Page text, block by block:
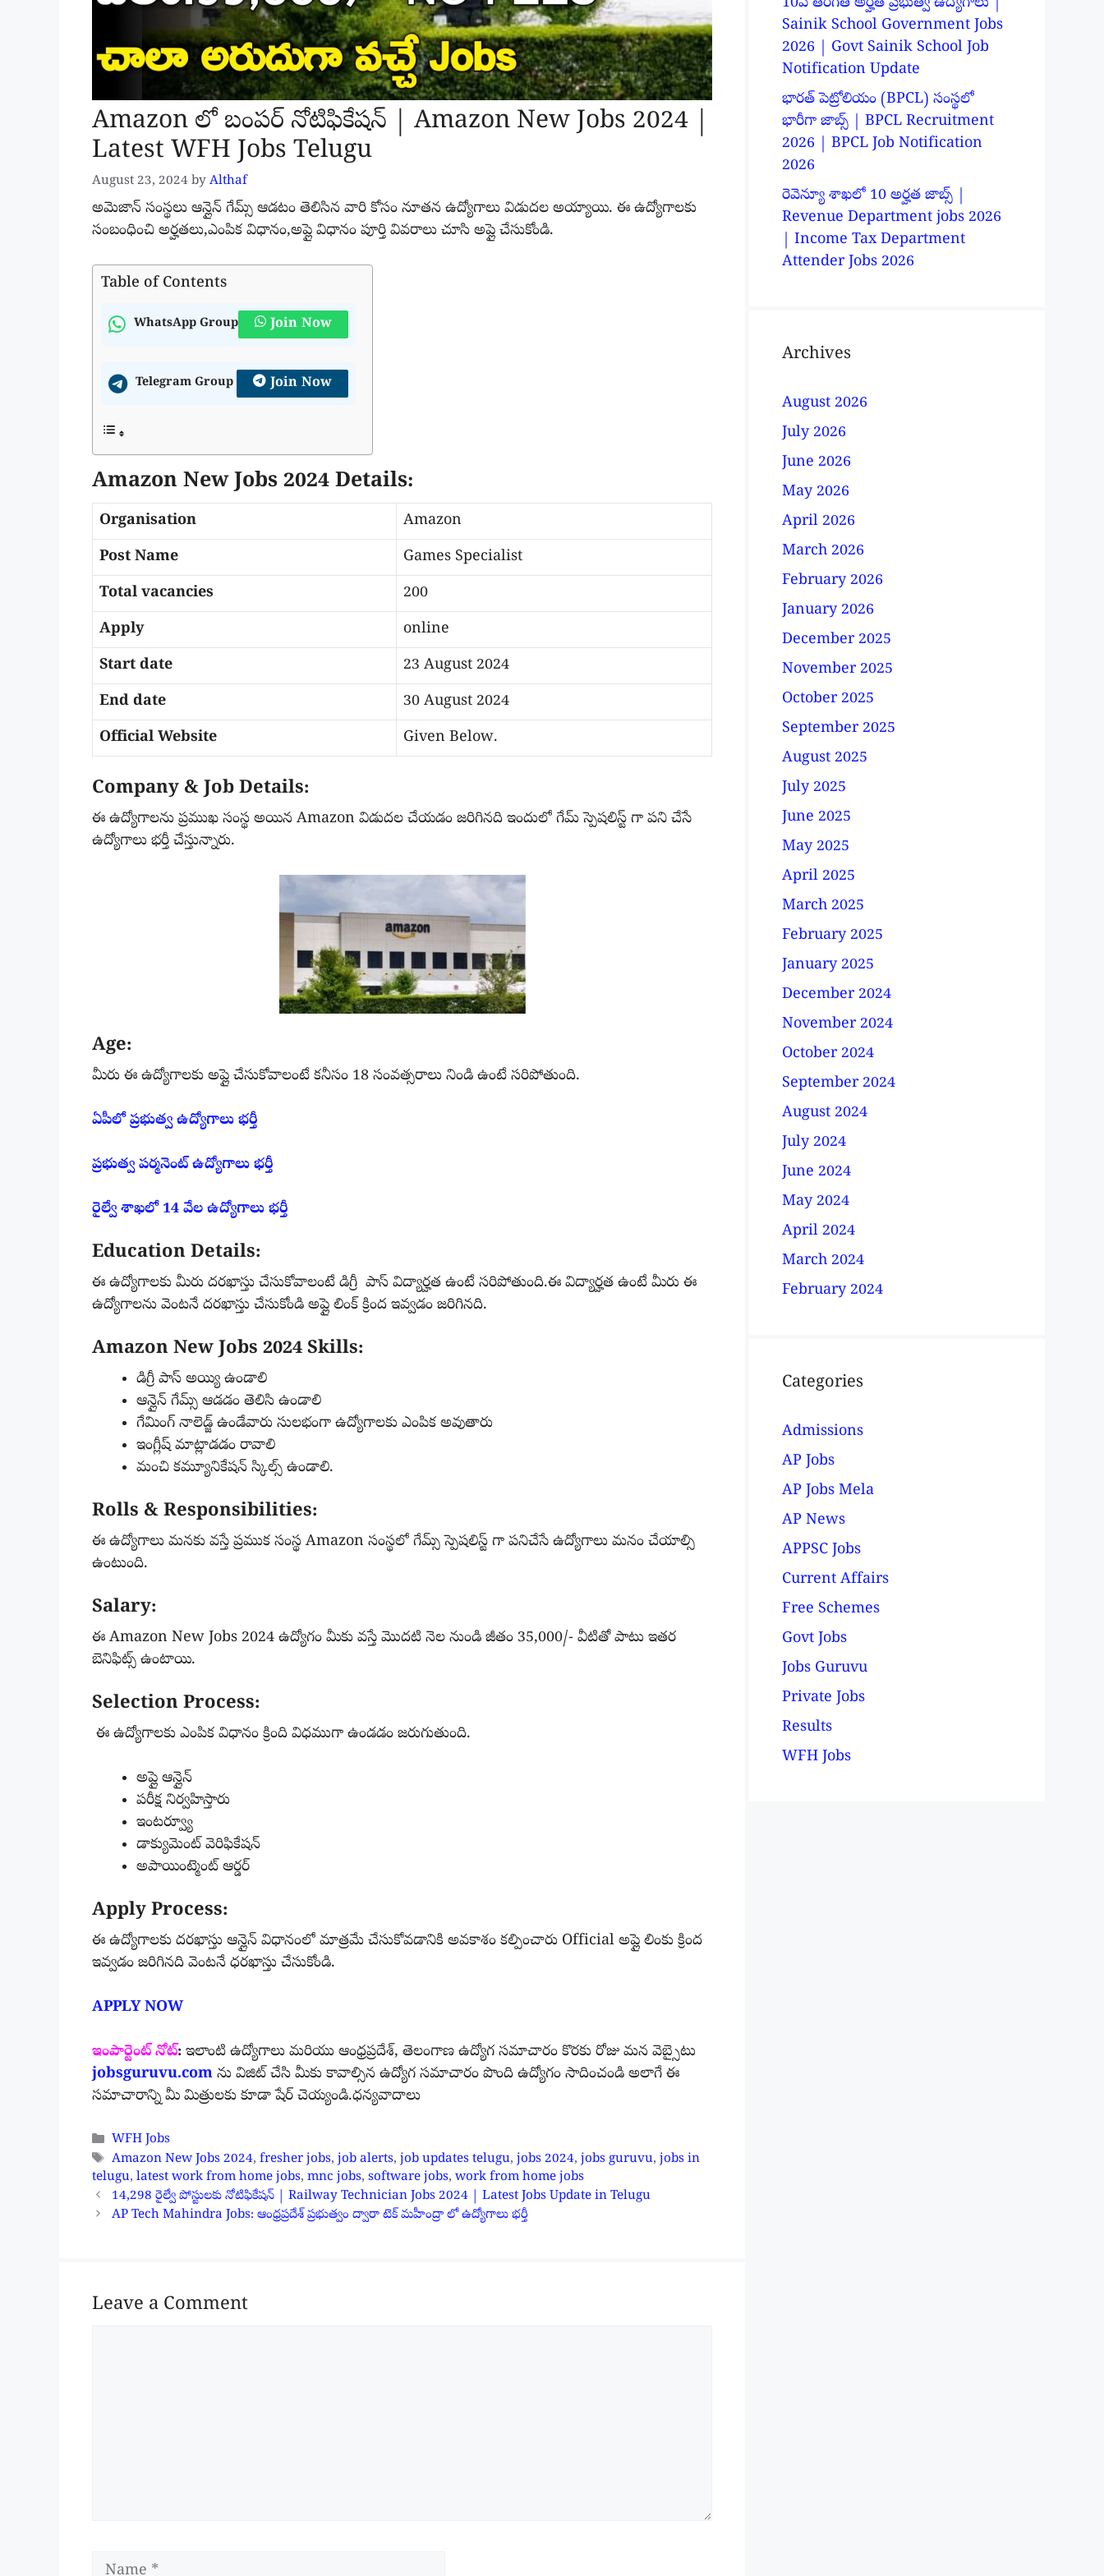
Amazon లో బంపర్ నోటిఫికేషన్ | Amazon New Jobs 2024 |
Latest WFH Jobs Telugu
August 23, 2024 by Althaf
అమెజాన్ సంస్థలు ఆన్లైన్ గేమ్స్ ఆడటం తెలిసిన వారి కోసం నూతన ఉద్యోగాలు విడుదల అయ్యాయి. ఈ ఉద్యోగాలకు
సంబంధించి అర్హతలు,ఎంపిక విధానం,అప్లై విధానం పూర్తి వివరాలు చూసి అప్లై చేసుకోండి.
Table of Contents
WhatsApp Group Join Now
Telegram Group Join Now
Amazon New Jobs 2024 Details:
Organisation
Amazon
Post Name
Games Specialist
Total vacancies
200
Apply
online
Start date
23 August 2024
End date
30 August 2024
Official Website
Given Below.
Company & Job Details:
ఈ ఉద్యోగాలను ప్రముఖ సంస్థ అయిన Amazon విడుదల చేయడం జరిగినది ఇందులో గేమ్ స్పెషలిస్ట్ గా పని చేసే
ఉద్యోగాలు భర్తీ చేస్తున్నారు.
Age:
మీరు ఈ ఉద్యోగాలకు అప్లై చేసుకోవాలంటే కనీసం 18 సంవత్సరాలు నిండి ఉంటే సరిపోతుంది.
ఏపీలో ప్రభుత్వ ఉద్యోగాలు భర్తీ
ప్రభుత్వ పర్మనెంట్ ఉద్యోగాలు భర్తీ
రైల్వే శాఖలో 14 వేల ఉద్యోగాలు భర్తీ
Education Details:
ఈ ఉద్యోగాలకు మీరు దరఖాస్తు చేసుకోవాలంటే డిగ్రీ పాస్ విద్యార్హత ఉంటే సరిపోతుంది.ఈ విద్యార్హత ఉంటే మీరు ఈ
ఉద్యోగాలను వెంటనే దరఖాస్తు చేసుకోండి అప్లై లింక్ క్రింద ఇవ్వడం జరిగినది.
Amazon New Jobs 2024 Skills:
డిగ్రీ పాస్ అయ్యి ఉండాలి
ఆన్లైన్ గేమ్స్ ఆడడం తెలిసి ఉండాలి
గేమింగ్ నాలెడ్జ్ ఉండేవారు సులభంగా ఉద్యోగాలకు ఎంపిక అవుతారు
ఇంగ్లీష్ మాట్లాడడం రావాలి
మంచి కమ్యూనికేషన్ స్కిల్స్ ఉండాలి.
Rolls & Responsibilities:
ఈ ఉద్యోగాలు మనకు వస్తే ప్రముక సంస్థ Amazon సంస్థలో గేమ్స్ స్పెషలిస్ట్ గా పనిచేసే ఉద్యోగాలు మనం చేయాల్సి
ఉంటుంది.
Salary:
ఈ Amazon New Jobs 2024 ఉద్యోగం మీకు వస్తే మొదటి నెల నుండి జీతం 35,000/- వీటితో పాటు ఇతర
బెనిఫిట్స్ ఉంటాయి.
Selection Process:
ఈ ఉద్యోగాలకు ఎంపిక విధానం క్రింది విధముగా ఉండడం జరుగుతుంది.
అప్లై ఆన్లైన్
పరీక్ష నిర్వహిస్తారు
ఇంటర్వ్యూ
డాక్యుమెంట్ వెరిఫికేషన్
అపాయింట్మెంట్ ఆర్డర్
Apply Process:
ఈ ఉద్యోగాలకు దరఖాస్తు ఆన్లైన్ విధానంలో మాత్రమే చేసుకోవడానికి అవకాశం కల్పించారు Official అప్లై లింకు క్రింద
ఇవ్వడం జరిగినది వెంటనే ధరఖాస్తు చేసుకోండి.
APPLY NOW
ఇంపార్టెంట్ నోట్: ఇలాంటి ఉద్యోగాలు మరియు ఆంధ్రప్రదేశ్, తెలంగాణ ఉద్యోగ సమాచారం కొరకు రోజు మన వెబ్సైటు
jobsguruvu.com ను విజిట్ చేసి మీకు కావాల్సిన ఉద్యోగ సమాచారం పొంది ఉద్యోగం సాదించండి అలాగే ఈ
సమాచారాన్ని మీ మిత్రులకు కూడా షేర్ చెయ్యండి.ధన్యవాదాలు
Categories
WFH Jobs
Tags
Amazon New Jobs 2024,fresher jobs,job alerts,job updates telugu,jobs 2024,jobs guruvu,jobs in
telugu, latest work from home jobs, mnc jobs, software jobs, work from home jobs
14,298 రైల్వే పోస్టులకు నోటిఫికేషన్ | Railway Technician Jobs 2024 | Latest Jobs Update in Telugu
AP Tech Mahindra Jobs: ఆంధ్రప్రదేశ్ ప్రభుత్వం ద్వారా టెక్ మహీంద్రా లో ఉద్యోగాలు భర్తీ
Leave a Comment
Name
Sainik School Government Jobs
2026 | Govt Sainik School Job
Notification Update
భారత్ పెట్రోలియం (BPCL) సంస్థలో
భారీగా జాబ్స్ | BPCL Recruitment
2026 | BPCL Job Notification
2026
రెవెన్యూ శాఖలో 10 అర్హత జాబ్స్ |
Revenue Department jobs 2026
| Income Tax Department
Attender Jobs 2026
Archives
August 2026
July 2026
June 2026
May 2026
April 2026
March 2026
February 2026
January 2026
December 2025
November 2025
October 2025
September 2025
August 2025
July 2025
June 2025
May 2025
April 2025
March 2025
February 2025
January 2025
December 2024
November 2024
October 2024
September 2024
August 2024
July 2024
June 2024
May 2024
April 2024
March 2024
February 2024
Categories
Admissions
AP Jobs
AP Jobs Mela
AP News
APPSC Jobs
Current Affairs
Free Schemes
Govt Jobs
Jobs Guruvu
Private Jobs
Results
WFH Jobs